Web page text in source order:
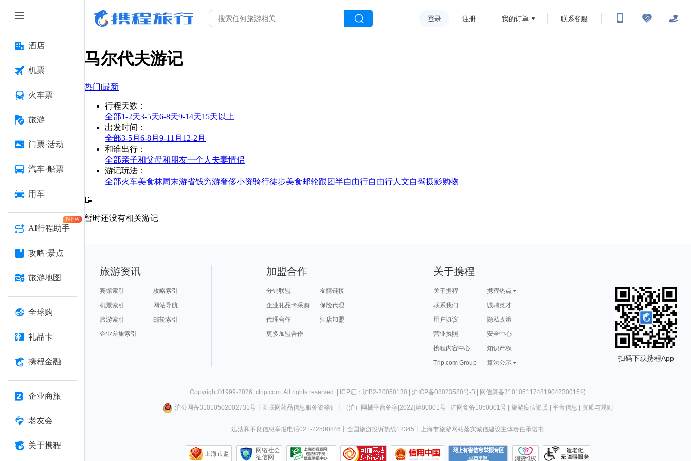
酒店
机票
火车票
旅游
门票·活动
汽车·船票
用车
AI行程助手
NEW
攻略·景点
旅游地图
全球购
礼品卡
携程金融
企业商旅
老友会
关于携程
登录 注册 我的订单 联系客服
马尔代夫游记
热门|最新
行程天数 ：
全部1-2天3-5天6-8天9-14天15天以上
出发时间 ：
全部3-5月 6-8月 9-11月 12-2月
和谁出行 ：
全部亲子和父母和朋友一个人 夫妻情侣
游记玩法 ：
全部火车美食林周末游省钱穷游奢侈小资骑行徒步美食邮轮跟团半自由行自由行人文自驾摄影购物
📝
暂时还没有相关游记
旅游资讯
宾馆索引
攻略索引
机票索引
网站导航
旅游索引
邮轮索引
企业差旅索引
加盟合作
分销联盟
友情链接
企业礼品卡采购
保险代理
代理合作
酒店加盟
更多加盟合作
关于携程
关于携程
携程热点
联系我们
诚聘英才
用户协议
隐私政策
营业执照
安全中心
携程内容中心
知识产权
Trip.com Group
算法公示
扫码下载携程App
Copyright©1999-2026, ctrip.com. All rights reserved. | ICP证：沪B2-20050130 | 沪ICP备08023580号-3 | 网信算备310105117481904230015号
沪公网备31010502002731号丨 互联网药品信息服务资格证 （沪）网械平台备字[2022]第00001号| 沪网食备1050001号| 旅游度假资质| 平台信息 资质与规则
违法和不良信息举报电话021-22500846 全国旅游投诉热线12345 上海市旅游网站落实诚信建设主体责任承诺书
上海市监
网络社会
征信网